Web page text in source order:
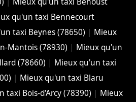
qu'un taxi Bennecourt
taxi Beynes (78650) | Mieux
Mantois (78930) | Mieux qu'un
(78660) | Mieux qu'un taxi
| Mieux qu'un taxi Blaru
taxi Bois-d'Arcy (78390) | Mieux